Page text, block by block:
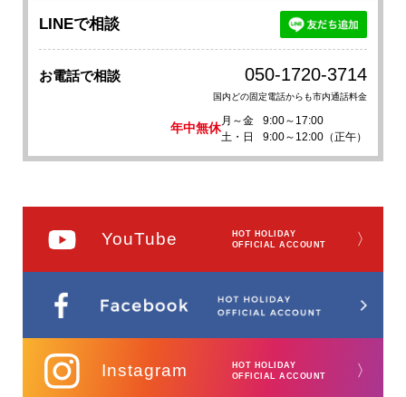
LINEで相談
お電話で相談 050-1720-3714
国内どの固定電話からも市内通話料金
年中無休
月～金
9:00～17:00
土・日
9:00～12:00（正午）
YouTube
HOT HOLIDAY
OFFICIAL ACCOUNT
〉
Instagram
HOT HOLIDAY
OFFICIAL ACCOUNT
〉